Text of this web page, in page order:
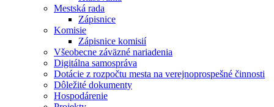
Mestská rada
Zápisnice
Komisie
Zápisnice komisií
Všeobecne záväzné nariadenia
Digitálna samospráva
Dotácie z rozpočtu mesta na verejnoprospešné činnosti
Dôležité dokumenty
Hospodárenie